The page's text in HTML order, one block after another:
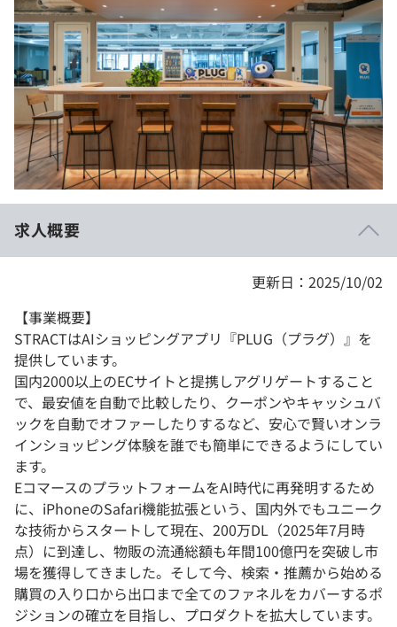
インタビュー
就活成功ガイド
プラン
個人向けプラン
法人向けプラン
学校向けプラン
契約内容・クーポン
note
求人概要
更新日：2025/10/02
【事業概要】
STRACTはAIショッピングアプリ『PLUG（プラグ）』を
提供しています。
国内2000以上のECサイトと提携しアグリゲートすること
で、最安値を自動で比較したり、クーポンやキャッシュバ
ックを自動でオファーしたりするなど、安心で賢いオンラ
インショッピング体験を誰でも簡単にできるようにしてい
ます。
EコマースのプラットフォームをAI時代に再発明するため
に、iPhoneのSafari機能拡張という、国内外でもユニーク
な技術からスタートして現在、200万DL（2025年7月時
点）に到達し、物販の流通総額も年間100億円を突破し市
場を獲得してきました。そして今、検索・推薦から始める
購買の入り口から出口まで全てのファネルをカバーするポ
ジションの確立を目指し、プロダクトを拡大しています。